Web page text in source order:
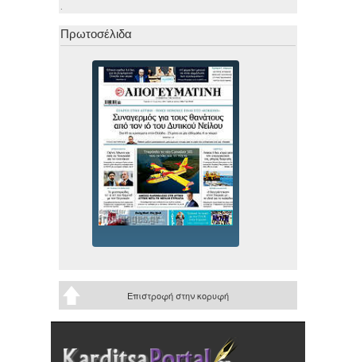
.
Πρωτοσέλιδα
Επιστροφή στην κορυφή